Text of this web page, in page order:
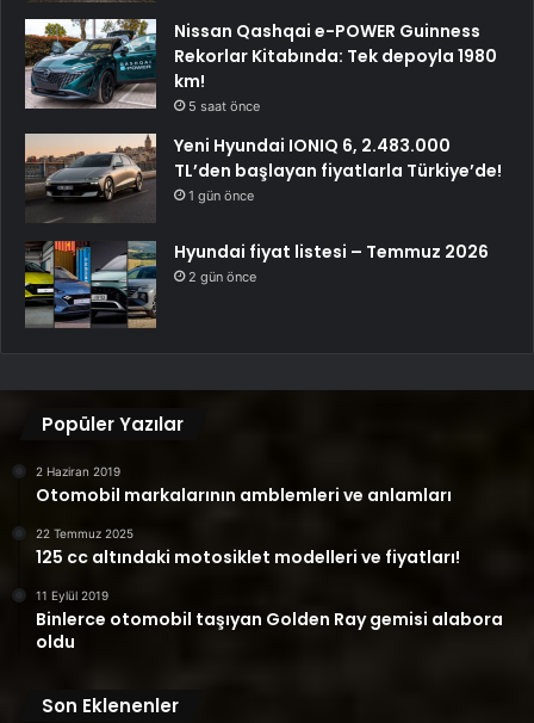
Nissan Qashqai e-POWER Guinness
Rekorlar Kitabında: Tek depoyla 1980
km!
5 saat önce
Yeni Hyundai IONIQ 6, 2.483.000
TL’den başlayan fiyatlarla Türkiye’de!
1 gün önce
Hyundai fiyat listesi – Temmuz 2026
2 gün önce
Popüler Yazılar
2 Haziran 2019
Otomobil markalarının amblemleri ve anlamları
22 Temmuz 2025
125 cc altındaki motosiklet modelleri ve fiyatları!
11 Eylül 2019
Binlerce otomobil taşıyan Golden Ray gemisi alabora
oldu
Son Eklenenler